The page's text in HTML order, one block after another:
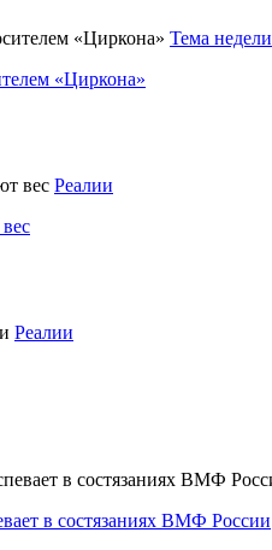
Тема недели
«Циркона»
Реалии
Реалии
в состязаниях ВМФ России